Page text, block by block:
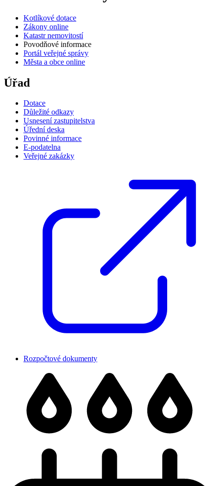
Kotlíkové dotace
Zákony online
Katastr nemovitostí
Povodňové informace
Portál veřejné správy
Města a obce online
Úřad
Dotace
Důležité odkazy
Usnesení zastupitelstva
Úřední deska
Povinné informace
E-podatelna
Veřejné zakázky
Rozpočtové dokumenty